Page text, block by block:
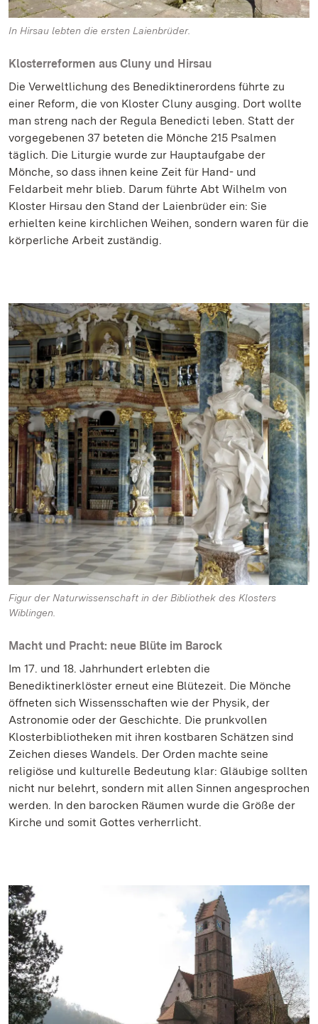
In Hirsau lebten die ersten Laienbrüder.
Klosterreformen aus Cluny und Hirsau
Die Verweltlichung des Benediktinerordens führte zu
einer Reform, die von Kloster Cluny ausging. Dort wollte
man streng nach der Regula Benedicti leben. Statt der
vorgegebenen 37 beteten die Mönche 215 Psalmen
täglich. Die Liturgie wurde zur Hauptaufgabe der
Mönche, so dass ihnen keine Zeit für Hand- und
Feldarbeit mehr blieb. Darum führte Abt Wilhelm von
Kloster Hirsau den Stand der Laienbrüder ein: Sie
erhielten keine kirchlichen Weihen, sondern waren für die
körperliche Arbeit zuständig.
Figur der Naturwissenschaft in der Bibliothek des Klosters
Wiblingen.
Macht und Pracht: neue Blüte im Barock
Im 17. und 18. Jahrhundert erlebten die
Benediktinerklöster erneut eine Blütezeit. Die Mönche
öffneten sich Wissensschaften wie der Physik, der
Astronomie oder der Geschichte. Die prunkvollen
Klosterbibliotheken mit ihren kostbaren Schätzen sind
Zeichen dieses Wandels. Der Orden machte seine
religiöse und kulturelle Bedeutung klar: Gläubige sollten
nicht nur belehrt, sondern mit allen Sinnen angesprochen
werden. In den barocken Räumen wurde die Größe der
Kirche und somit Gottes verherrlicht.